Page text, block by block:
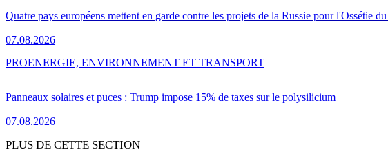
Quatre pays européens mettent en garde contre les projets de la Russie pour l'Ossétie
07.08.2026
Panneaux solaires et puces : Trump impose 15% de taxes sur le polysilicium
07.08.2026
PROENERGIE, ENVIRONNEMENT ET TRANSPORT
PLUS DE CETTE SECTION